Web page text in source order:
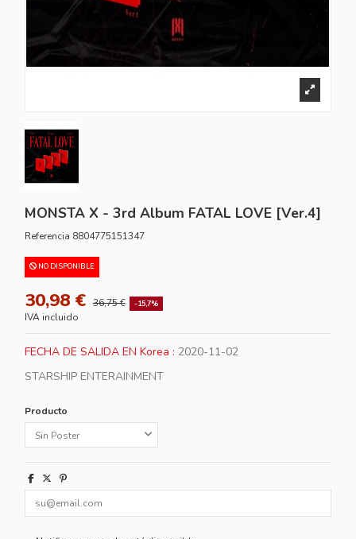
MONSTA X - 3rd Album FATAL LOVE [Ver.4]
Referencia 8804775151347
NO DISPONIBLE
30,98 € 36,75 € -15,7%
IVA incluido
FECHA DE SALIDA EN Korea : 2020-11-02
STARSHIP ENTERAINMENT
Producto